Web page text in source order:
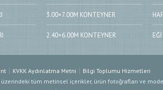
3.00×7.00M KONTEYNER
2.40×6.00M KONTEYNER
KVKK Aydınlatma Metni
Bilgi Toplumu Hizmetleri
tüm metinsel içerikler, ürün fotoğrafları ve